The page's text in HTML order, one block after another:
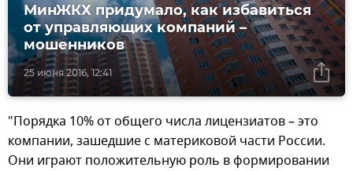
25 июня 2016, 12:41
МинЖКХ придумало, как избавиться
от управляющих компаний –
мошенников
"Порядка 10% от общего числа лицензиатов – это
компании, зашедшие с материковой части России.
Они играют положительную роль в формировании